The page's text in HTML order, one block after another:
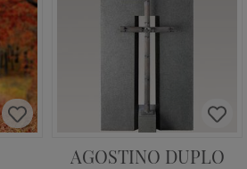
AGOSTINO DUPLO